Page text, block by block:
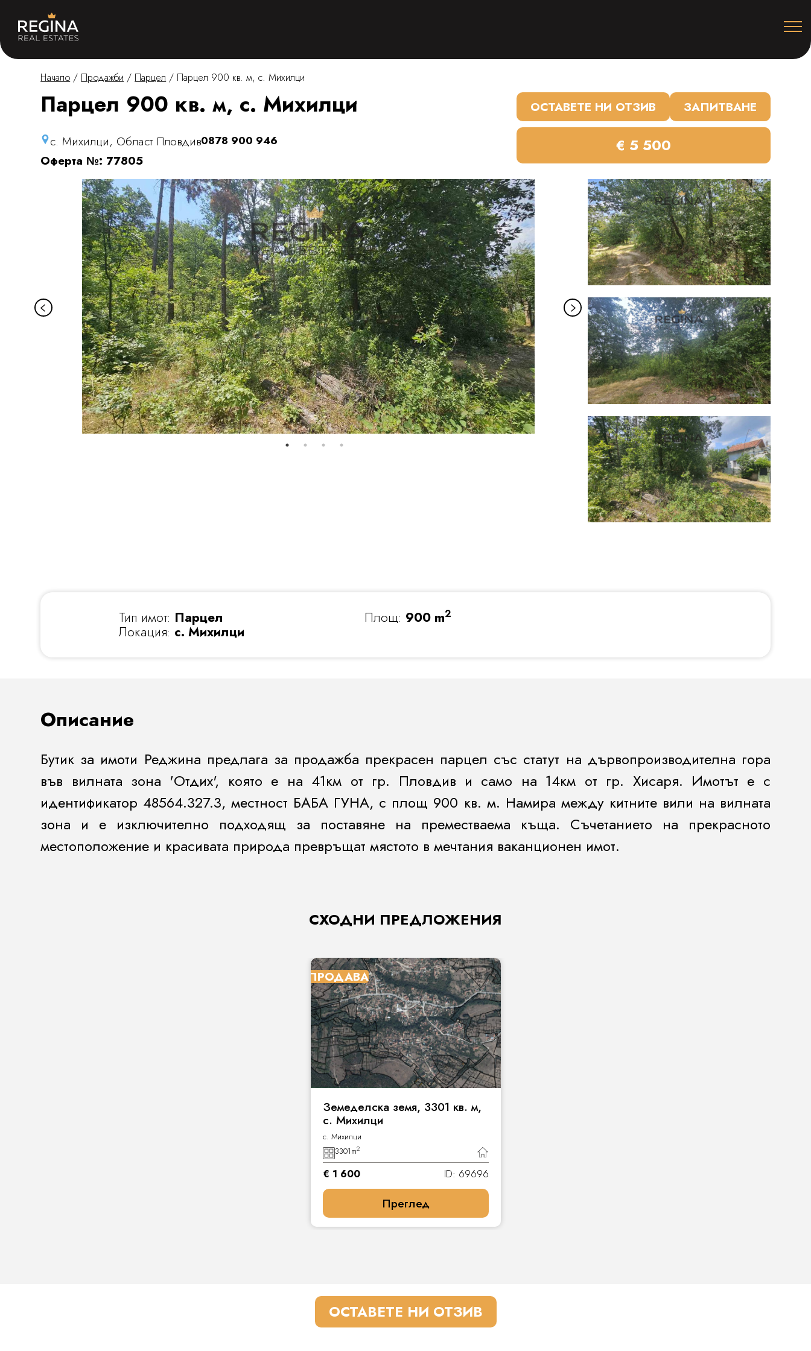
Начало / Продажби / Парцел / Парцел 900 кв. м, с. Михилци
Парцел 900 кв. м, с. Михилци
с. Михилци, Област Пловдив0878 900 946
Оферта №: 77805
ОСТАВЕТЕ НИ ОТЗИВ ЗАПИТВАНЕ
€ 5 500
Тип имот: Парцел
Локация: с. Михилци
Площ: 900 m2
Описание
Бутик за имоти Реджина предлага за продажба прекрасен парцел със статут на дървопроизводителна гора
във вилната зона 'Отдих', която е на 41км от гр. Пловдив и само на 14км от гр. Хисаря. Имотът е с
идентификатор 48564.327.3, местност БАБА ГУНА, с площ 900 кв. м. Намира между китните вили на вилната
зона и е изключително подходящ за поставяне на преместваема къща. Съчетанието на прекрасното
местоположение и красивата природа превръщат мястото в мечтания ваканционен имот.
СХОДНИ ПРЕДЛОЖЕНИЯ
ПРОДАВА
Земеделска земя, 3301 кв. м,
с. Михилци
с. Михилци
3301m2
€ 1 600 ID: 69696
Преглед
ОСТАВЕТЕ НИ ОТЗИВ